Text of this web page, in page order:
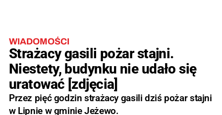
WIADOMOŚCI
Strażacy gasili pożar stajni.
Niestety, budynku nie udało się
uratować [zdjęcia]
Przez pięć godzin strażacy gasili dziś pożar stajni
w Lipnie w gminie Jeżewo.